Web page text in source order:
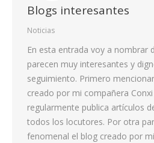
Blogs interesantes
Noticias
En esta entrada voy a nombrar
parecen muy interesantes y
seguimiento. Primero
creado por mi compañera
regularmente publica artículos
todos los locutores. Por otra
fenomenal el blog creado por